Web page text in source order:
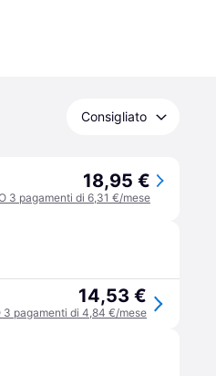
Consigliato
18,95 €
3 pagamenti di 6,31 €/mese
14,53 €
3 pagamenti di 4,84 €/mese